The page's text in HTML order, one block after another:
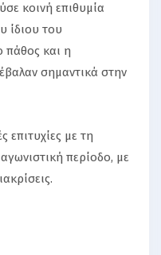
κοινή επιθυμία
ίδιου του
πάθος και η
σημαντικά στην
επιτυχίες με τη
περίοδο, με